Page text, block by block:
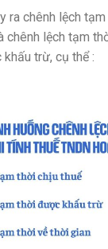
ra chênh lệch
chênh lệch tạm
trừ, cụ thể :